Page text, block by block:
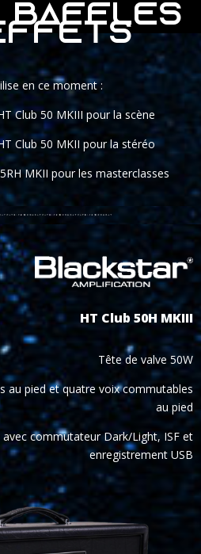
baffles
en ce moment :
Club 50 MKIII pour la scène
Club 50 MKII pour la stéréo
MKII pour les masterclasses
HT Club 50H MKIII
Tête de valve 50W
au pied et quatre voix commutables
au pied
commutateur Dark/Light, ISF et
enregistrement USB